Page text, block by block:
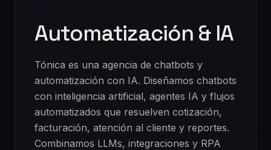
Automatización & IA
Tónica es una agencia de chatbots y
automatización con IA. Diseñamos chatbots
con inteligencia artificial, agentes IA y flujos
automatizados que resuelven cotización,
facturación, atención al cliente y reportes.
Combinamos LLMs, integraciones y RPA